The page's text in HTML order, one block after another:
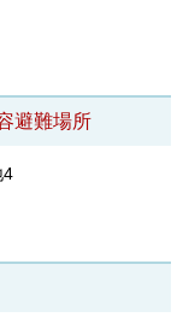
避難場所
4